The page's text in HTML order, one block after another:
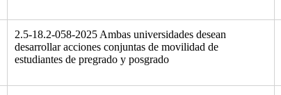
2.5-18.2-058-2025 Ambas universidades desean
desarrollar acciones conjuntas de movilidad de
estudiantes de pregrado y posgrado